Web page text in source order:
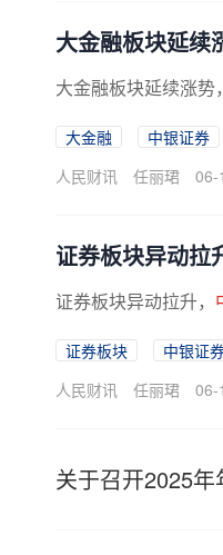
大金融板块延续
大金融板块延续涨势，
大金融 中银证券
人民财讯
任丽珺 06-
证券板块异动拉
证券板块异动拉升，
证券板块 中银证
人民财讯
任丽珺 06-
关于召开2025